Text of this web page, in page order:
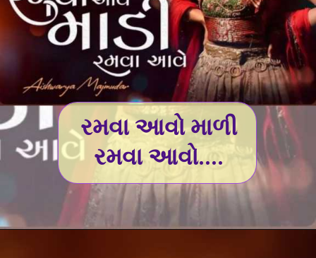
રમવા આવો માળી
રમવા આવો....